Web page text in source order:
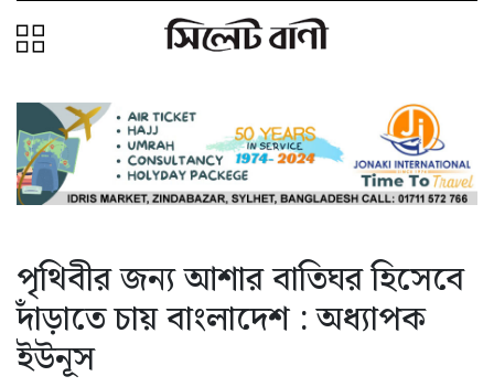
পৃথিবীর জন্য আশার বাতিঘর হিসেবে
দাঁড়াতে চায় বাংলাদেশ : অধ্যাপক
ইউনূস